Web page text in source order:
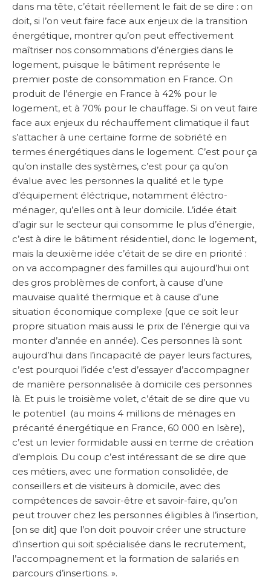
dans ma tête, c’était réellement le fait de se dire : on
doit, si l’on veut faire face aux enjeux de la transition
énergétique, montrer qu’on peut effectivement
maîtriser nos consommations d’énergies dans le
logement, puisque le bâtiment représente le
premier poste de consommation en France. On
produit de l’énergie en France à 42% pour le
logement, et à 70% pour le chauffage. Si on veut faire
face aux enjeux du réchauffement climatique il faut
s’attacher à une certaine forme de sobriété en
termes énergétiques dans le logement. C’est pour ça
qu’on installe des systèmes, c’est pour ça qu’on
évalue avec les personnes la qualité et le type
d’équipement éléctrique, notamment éléctro-
ménager, qu’elles ont à leur domicile. L’idée était
d’agir sur le secteur qui consomme le plus d’énergie,
c’est à dire le bâtiment résidentiel, donc le logement,
mais la deuxième idée c’était de se dire en priorité :
on va accompagner des familles qui aujourd’hui ont
des gros problèmes de confort, à cause d’une
mauvaise qualité thermique et à cause d’une
situation économique complexe (que ce soit leur
propre situation mais aussi le prix de l’énergie qui va
monter d’année en année). Ces personnes là sont
aujourd’hui dans l’incapacité de payer leurs factures,
c’est pourquoi l’idée c’est d’essayer d’accompagner
de manière personnalisée à domicile ces personnes
là. Et puis le troisième volet, c’était de se dire que vu
le potentiel (au moins 4 millions de ménages en
précarité énergétique en France, 60 000 en Isère),
c’est un levier formidable aussi en terme de création
d’emplois. Du coup c’est intéressant de se dire que
ces métiers, avec une formation consolidée, de
conseillers et de visiteurs à domicile, avec des
compétences de savoir-être et savoir-faire, qu’on
peut trouver chez les personnes éligibles à l’insertion,
[on se dit] que l’on doit pouvoir créer une structure
d’insertion qui soit spécialisée dans le recrutement,
l’accompagnement et la formation de salariés en
parcours d’insertions. ».